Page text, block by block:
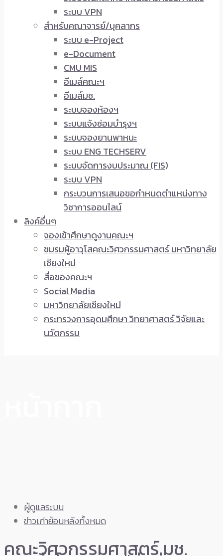
ระบบ VPN
สำหรับคณาจารย์/บุคลากร
ระบบ e-Project
e-Document
CMU MIS
อีเมล์คณะฯ
อีเมล์มช.
ระบบจองห้องฯ
ระบบแจ้งซ่อมบำรุงฯ
ระบบจองยานพาหนะ
ระบบ ENG TECHSERV
ระบบจัดการงบประมาณ (FIS)
ระบบ VPN
กระบวนการเสนอขอกำหนดตำแหน่งทาง
วิชาการออนไลน์
ลิงค์อื่นๆ
จองเข้าศึกษาดูงานคณะฯ
ชมรมผู้อาวุโสคณะวิศวกรรมศาสตร์ มหาวิทยาลัย
เชียงใหม่
สื่อของคณะฯ
Social Media
มหาวิทยาลัยเชียงใหม่
กระทรวงการอุดมศึกษา วิทยาศาสตร์ วิจัยและ
นวัตกรรม
ผู้ดูแลระบบ
ข่าวเก่าย้อนหลังทั้งหมด
คณะวิศวกรรมศาสตร์ มช.